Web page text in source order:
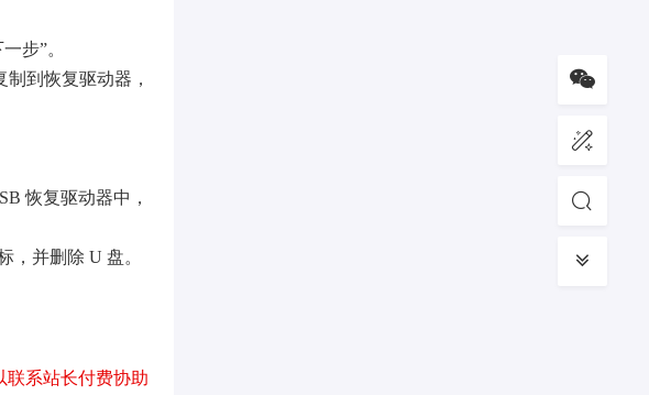
步”。
到恢复驱动器，
恢复驱动器中，
，并删除 U 盘。
联系站长付费协助